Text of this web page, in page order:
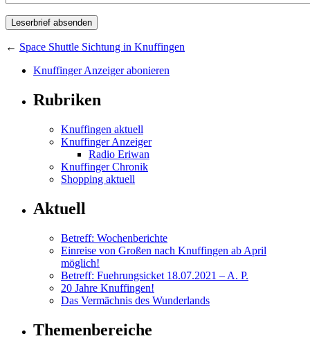
← Space Shuttle Sichtung in Knuffingen
Knuffinger Anzeiger abonieren
Rubriken
Knuffingen aktuell
Knuffinger Anzeiger
Radio Eriwan
Knuffinger Chronik
Shopping aktuell
Aktuell
Betreff: Wochenberichte
Einreise von Großen nach Knuffingen ab April
möglich!
Betreff: Fuehrungsicket 18.07.2021 – A. P.
20 Jahre Knuffingen!
Das Vermächnis des Wunderlands
Themenbereiche